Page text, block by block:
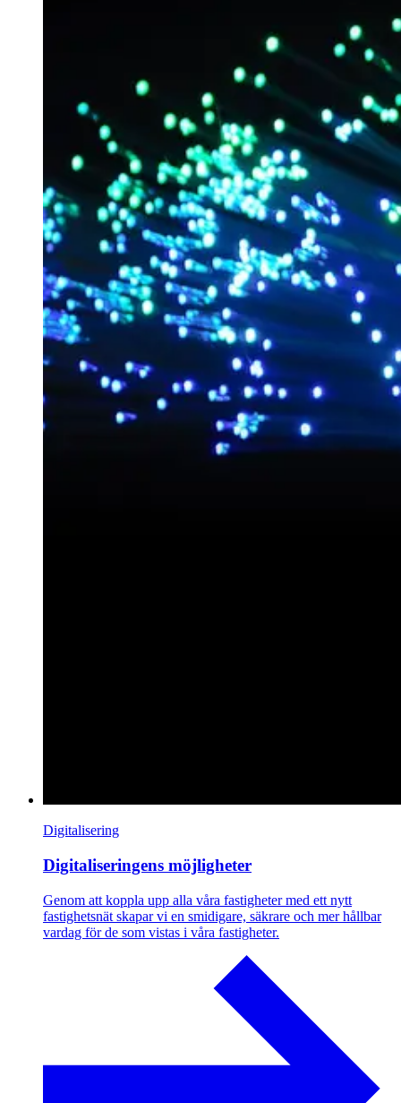
Digitalisering
Digitaliseringens möjligheter
Genom att koppla upp alla våra fastigheter med ett nytt
fastighetsnät skapar vi en smidigare, säkrare och mer hållbar
vardag för de som vistas i våra fastigheter.